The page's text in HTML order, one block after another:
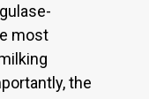
most
the